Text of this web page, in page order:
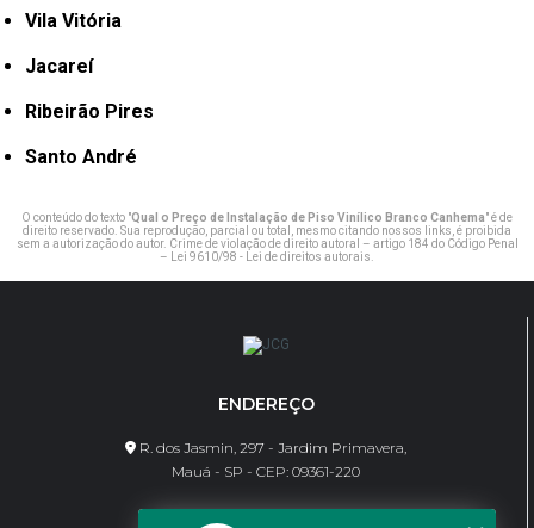
Vila Vitória
Jacareí
Ribeirão Pires
Santo André
O conteúdo do texto "Qual o Preço de Instalação de Piso Vinílico Branco Canhema" é de
direito reservado. Sua reprodução, parcial ou total, mesmo citando nossos links, é proibida
sem a autorização do autor. Crime de violação de direito autoral – artigo 184 do Código Penal
– Lei 9610/98 - Lei de direitos autorais.
ENDEREÇO
R. dos Jasmin, 297 - Jardim Primavera,
Mauá - SP - CEP: 09361-220